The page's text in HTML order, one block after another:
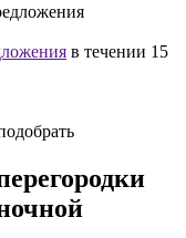
в течении 15